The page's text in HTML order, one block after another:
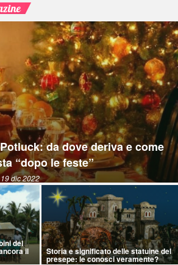
da dove deriva e come
“dopo le feste”
dic 2022
del
il Storia e significato delle statuine del
presepe: le conosci veramente?